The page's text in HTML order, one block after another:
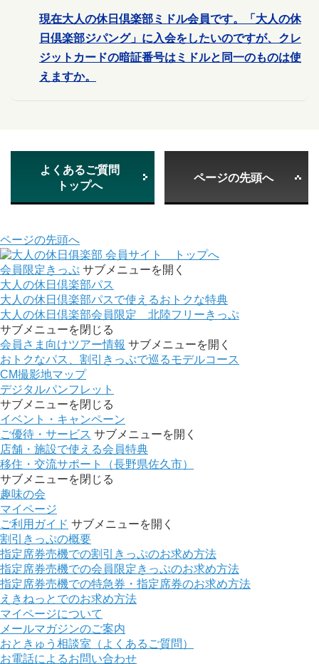
現在大人の休日倶楽部ミドル会員です。「大人の休
日倶楽部ジパング」に入会をしたいのですが、クレ
ジットカードの暗証番号はミドルと同一のものは使
えますか。
よくあるご質問
トップへ
ページの先頭へ
ページの先頭へ
会員サイト トップへ
会員限定きっぷ サブメニューを開く
大人の休日倶楽部パス
大人の休日倶楽部パスで使えるおトクな特典
大人の休日倶楽部会員限定 北陸フリーきっぷ
サブメニューを閉じる
会員さま向けツアー情報 サブメニューを開く
おトクなパス、割引きっぷで巡るモデルコース
CM撮影地マップ
デジタルパンフレット
サブメニューを閉じる
イベント・キャンペーン
ご優待・サービス サブメニューを開く
店舗・施設で使える会員特典
移住・交流サポート（長野県佐久市）
サブメニューを閉じる
趣味の会
マイページ
ご利用ガイド サブメニューを開く
割引きっぷの概要
指定席券売機での割引きっぷのお求め方法
指定席券売機での会員限定きっぷのお求め方法
指定席券売機での特急券・指定席券のお求め方法
えきねっとでのお求め方法
マイページについて
メールマガジンのご案内
おときゅう相談室（よくあるご質問）
お電話によるお問い合わせ